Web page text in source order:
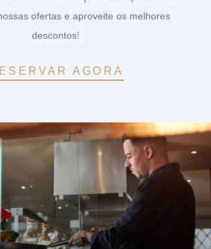
ofertas e aproveite os melhores
descontos!
AGORA